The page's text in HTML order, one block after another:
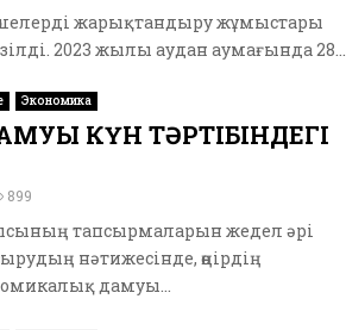
жарықтандыру жұмыстары
2023 жылы аудан аумағында 28...
Экономика
КҮН ТӘРТІБІНДЕГІ
899
тапсырмаларын жедел әрі
нәтижесінде, өңірдің
дамуы...